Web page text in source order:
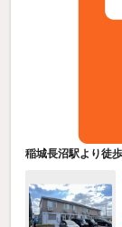
稲城長沼駅より徒